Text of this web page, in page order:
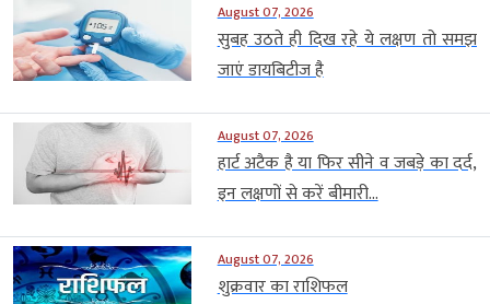
August 07, 2026
सुबह उठते ही दिख रहे ये लक्षण तो समझ
जाएं डायबिटीज है
August 07, 2026
हार्ट अटैक है या फिर सीने व जबड़े का दर्द,
इन लक्षणों से करें बीमारी...
August 07, 2026
शुक्रवार का राशिफल